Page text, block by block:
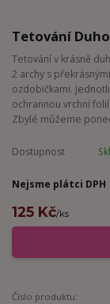
Tetování
Tetování v krásně
2 archy s
ozdobičkami.
ochrannou vrchní
Zbylé můžeme
Dostupnost
Nejsme plátci DPH
125 Kč/ks
Číslo produktu: